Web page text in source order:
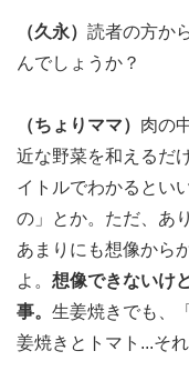
（久永） 読者の方か
んでしょうか？
（ちょりママ） 肉の
近な野菜を和えるだ
イトルでわかるとい
の」とか。ただ、あ
あまりにも想像から
よ。 想像できないけ
事。 生姜焼きでも、
姜焼きとトマト...そ